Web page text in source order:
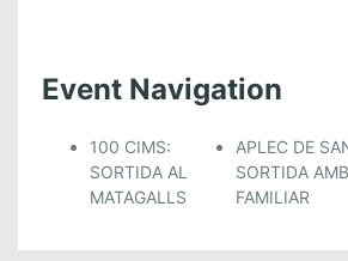
Event Navigation
100 CIMS:
SORTIDA AL
MATAGALLS
APLEC DE
SORTIDA
FAMILIAR